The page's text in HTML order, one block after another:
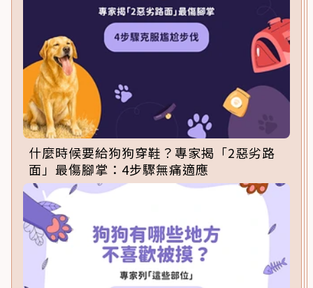
什麼時候要給狗狗穿鞋？專家揭「2惡劣路
面」最傷腳掌：4步驟無痛適應